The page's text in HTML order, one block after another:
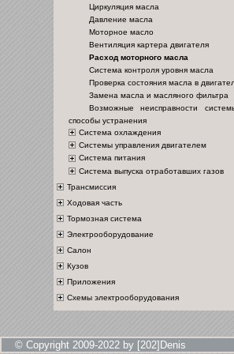
Циркуляция масла
Давление масла
Моторное масло
Вентиляция картера двигателя
Расход моторного масла
Система контроля уровня масла
Проверка состояния масла в
Замена масла и масляного фильтра
Возможные неисправности
способы устранения
Система охлаждения
Системы управления двигателем
Система питания
Система выпуска отработавших газов
Трансмиссия
Ходовая часть
Тормозная система
Электрооборудование
Салон
Кузов
Приложения
Схемы электрооборудования
© Copyright 2009-2022 by [202]Denis